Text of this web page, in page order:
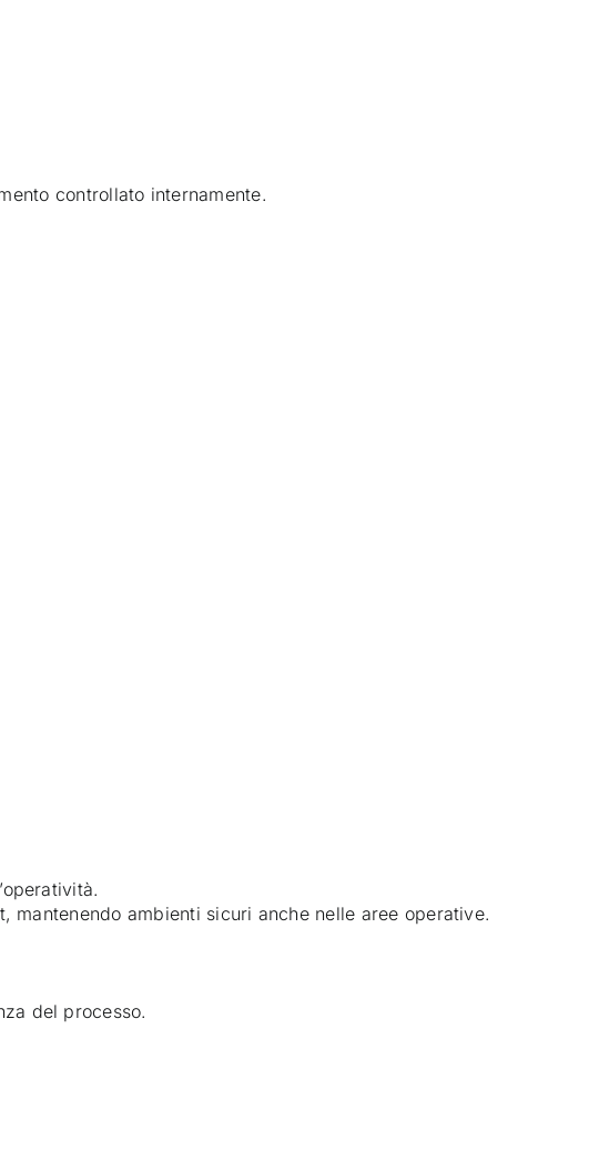
controllato internamente.
ambienti sicuri anche nelle aree operative.
del processo.